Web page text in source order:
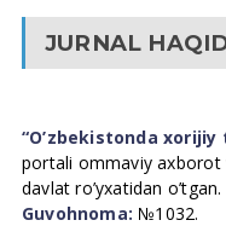
JURNAL
“O’zbekistonda xorijiy
portali ommaviy axborot
davlat ro’yxatidan o’tgan.
Guvohnoma: №1032.